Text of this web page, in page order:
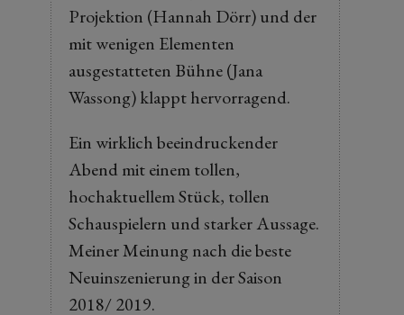
Projektion (Hannah Dörr) und der
mit wenigen Elementen
ausgestatteten Bühne (Jana
Wassong) klappt hervorragend.
Ein wirklich beeindruckender
Abend mit einem tollen,
hochaktuellem Stück, tollen
Schauspielern und starker Aussage.
Meiner Meinung nach die beste
Neuinszenierung in der Saison
2018/ 2019.